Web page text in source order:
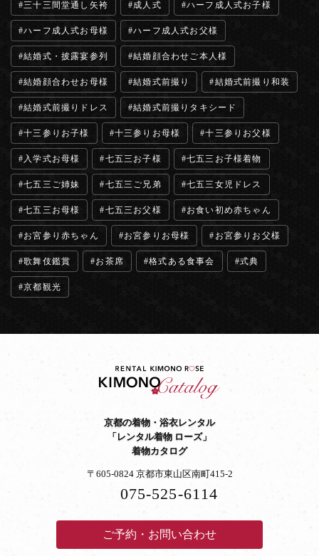
三十三間堂通し矢袴 成人式 ハーフ成人式お子様
ハーフ成人式お母様 ハーフ成人式お父様
結婚式・披露宴参列 結婚顔合わせご本人様
結婚顔合わせお母様 結婚式前撮り 結婚式前撮り和装
結婚式前撮りドレス 結婚式前撮りタキシード
十三参りお子様 十三参りお母様 十三参りお父様
入学式お母様 七五三お子様 七五三お子様着物
七五三ご姉妹 七五三ご兄弟 七五三女児ドレス
七五三お母様 七五三お父様 お食い初め赤ちゃん
お宮参り赤ちゃん お宮参りお母様 お宮参りお父様
歌舞伎鑑賞 お茶席 格式ある食事会 式典
京都観光
京都の着物・浴衣レンタル
「レンタル着物 ローズ」
着物カタログ
〒605-0824 京都市東山区南町415-2
075-525-6114
ご予約・お問い合わせ